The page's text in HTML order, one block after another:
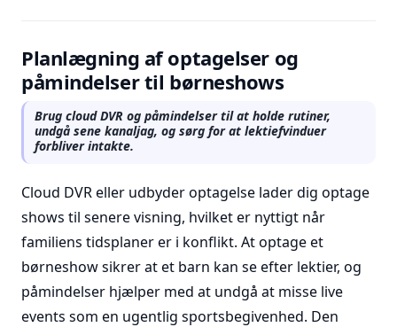
Planlægning af optagelser og
påmindelser til børneshows
Brug cloud DVR og påmindelser til at holde rutiner,
undgå sene kanaljag, og sørg for at lektiefvinduer
forbliver intakte.
Cloud DVR eller udbyder optagelse lader dig optage
shows til senere visning, hvilket er nyttigt når
familiens tidsplaner er i konflikt. At optage et
børneshow sikrer at et barn kan se efter lektier, og
påmindelser hjælper med at undgå at misse live
events som en ugentlig sportsbegivenhed. Den